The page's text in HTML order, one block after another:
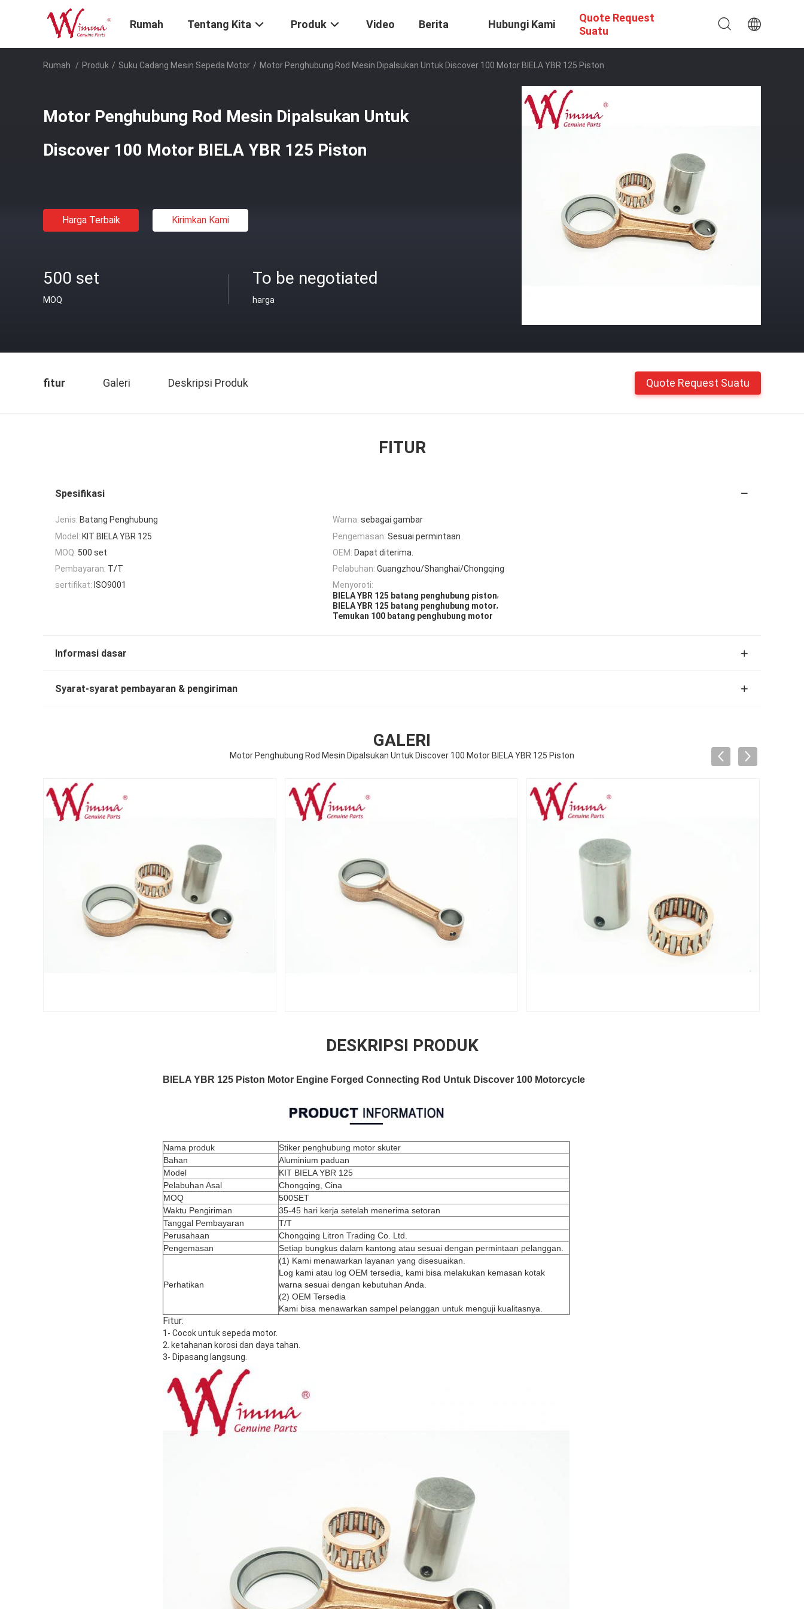
Rumah Tentang Kita Produk Video Berita Hubungi Kami
Quote Request
Suatu
Rumah / Produk / Suku Cadang Mesin Sepeda Motor / Motor Penghubung Rod Mesin Dipalsukan Untuk Discover 100 Motor BIELA YBR 125 Piston
Motor Penghubung Rod Mesin Dipalsukan Untuk
Discover 100 Motor BIELA YBR 125 Piston
Harga Terbaik Kirimkan Kami
500 set
MOQ
To be negotiated
harga
fitur Galeri Deskripsi Produk Quote Request Suatu
FITUR
Spesifikasi
Jenis: Batang Penghubung Warna: sebagai gambar
Model: KIT BIELA ​​YBR 125 Pengemasan: Sesuai permintaan
MOQ: 500 set OEM: Dapat diterima.
Pembayaran: T/T Pelabuhan: Guangzhou/Shanghai/Chongqing
sertifikat: ISO9001
Menyoroti:
BIELA ​​YBR 125 batang penghubung piston,
BIELA ​​YBR 125 batang penghubung motor,
Temukan 100 batang penghubung motor
Informasi dasar
Syarat-syarat pembayaran & pengiriman
GALERI
Motor Penghubung Rod Mesin Dipalsukan Untuk Discover 100 Motor BIELA YBR 125 Piston
DESKRIPSI PRODUK
BIELA YBR 125 Piston Motor Engine Forged Connecting Rod Untuk Discover 100 Motorcycle
Nama produk
Stiker penghubung motor skuter
Bahan
Aluminium paduan
Model
KIT BIELA YBR 125
Pelabuhan Asal
Chongqing, Cina
MOQ
500SET
Waktu Pengiriman
35-45 hari kerja setelah menerima setoran
Tanggal Pembayaran
T/T
Perusahaan
Chongqing Litron Trading Co. Ltd.
Pengemasan
Setiap bungkus dalam kantong atau sesuai dengan permintaan pelanggan.
Perhatikan
(1) Kami menawarkan layanan yang disesuaikan.
Log kami atau log OEM tersedia, kami bisa melakukan kemasan kotak
warna sesuai dengan kebutuhan Anda.
(2) OEM Tersedia
Kami bisa menawarkan sampel pelanggan untuk menguji kualitasnya.
Fitur:
1- Cocok untuk sepeda motor.
2. ketahanan korosi dan daya tahan.
3- Dipasang langsung.